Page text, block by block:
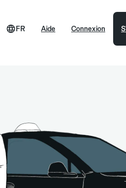
Aide
FR Connexion